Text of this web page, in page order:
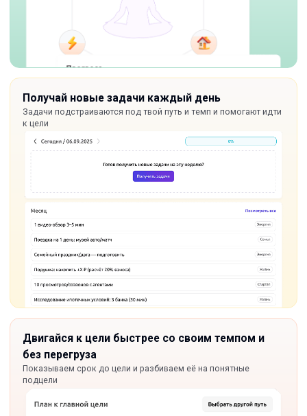
Получай новые задачи каждый день
Задачи подстраиваются под твой путь и темп и помогают идти
к цели
Двигайся к цели быстрее со своим темпом и
без перегруза
Показываем срок до цели и разбиваем её на понятные
подцели